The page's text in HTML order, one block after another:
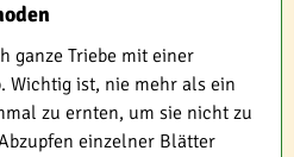
ganze Triebe mit einer
Wichtig ist, nie mehr als ein
zu ernten, um sie nicht zu
einzelner Blätter